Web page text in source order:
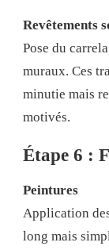
Revêtements
Pose du
muraux. Ces
minutie mais
motivés.
Étape 6 :
Peintures
Application
long mais